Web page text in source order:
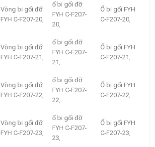
Vòng bi gối đỡ
FYH C-F207-20,
ổ bi gối đỡ
FYH C-F207-
20,
Ổ bi gối FYH
C-F207-20,
Vòng bi gối đỡ
FYH C-F207-21,
ổ bi gối đỡ
FYH C-F207-
21,
Ổ bi gối FYH
C-F207-21,
Vòng bi gối đỡ
FYH C-F207-22,
ổ bi gối đỡ
FYH C-F207-
22,
Ổ bi gối FYH
C-F207-22,
Vòng bi gối đỡ
FYH C-F207-23,
ổ bi gối đỡ
FYH C-F207-
23,
Ổ bi gối FYH
C-F207-23,